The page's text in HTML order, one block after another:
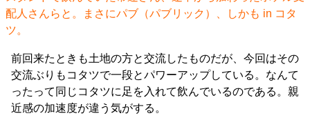
配人さんらと。まさにパブ（パブリック）、しかも in コタ
ツ。
前回来たときも土地の方と交流したものだが、今回はその
交流ぶりもコタツで一段とパワーアップしている。なんて
ったって同じコタツに足を入れて飲んでいるのである。親
近感の加速度が違う気がする。